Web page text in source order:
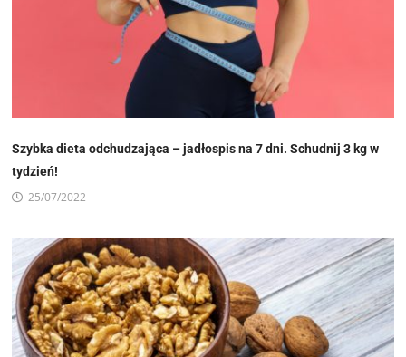
Szybka dieta odchudzająca – jadłospis na 7 dni. Schudnij 3 kg w
tydzień!
25/07/2022